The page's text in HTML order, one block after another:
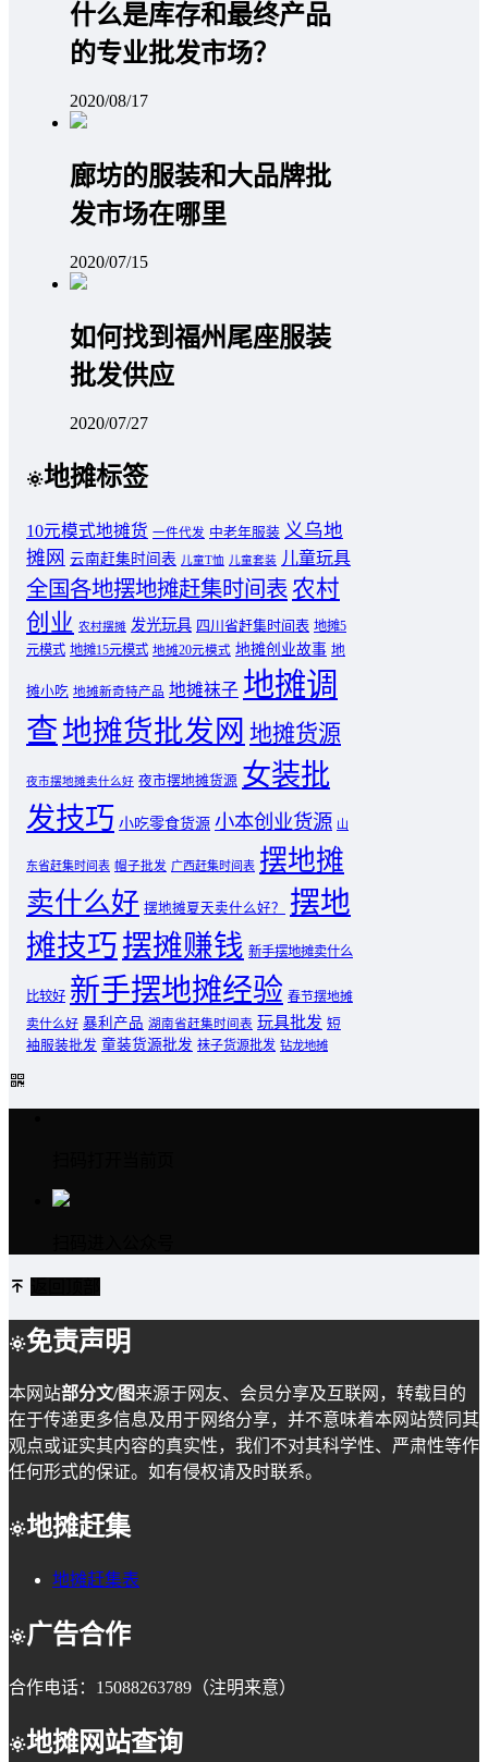
什么是库存和最终产品
的专业批发市场？
2020/08/17
廊坊的服装和大品牌批
发市场在哪里
2020/07/15
如何找到福州尾座服装
批发供应
2020/07/27
地摊标签
10元模式地摊货 一件代发 中老年服装 义乌地
摊网 云南赶集时间表 儿童T恤 儿童套装 儿童玩具
全国各地摆地摊赶集时间表 农村
创业 农村摆摊 发光玩具 四川省赶集时间表 地摊5
元模式 地摊15元模式 地摊20元模式 地摊创业故事 地
摊小吃 地摊新奇特产品 地摊袜子 地摊调
查地摊货批发网 地摊货源
夜市摆地摊卖什么好 夜市摆地摊货源 女装批
发技巧 小吃零食货源 小本创业货源 山
东省赶集时间表 帽子批发 广西赶集时间表 摆地摊
卖什么好 摆地摊夏天卖什么好？
摆地
摊技巧摆摊赚钱 新手摆地摊卖什么
比较好 新手摆地摊经验 春节摆地摊
卖什么好 暴利产品 湖南省赶集时间表 玩具批发 短
袖服装批发 童装货源批发 袜子货源批发 钻龙地摊
免责声明
本网站部分文/图来源于网友、会员分享及互联网，转载目的
在于传递更多信息及用于网络分享，并不意味着本网站赞同其
观点或证实其内容的真实性，我们不对其科学性、严肃性等作
任何形式的保证。如有侵权请及时联系。
地摊赶集
地摊赶集表
广告合作
合作电话：15088263789（注明来意）
地摊网站查询